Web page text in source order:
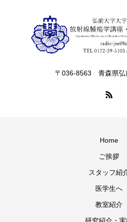
〒036-8563 青森県弘
Home
ご挨拶
スタッフ紹
医学生へ
教室紹介
研究紹介・